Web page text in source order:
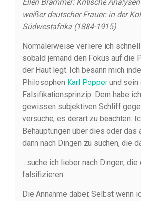
Ellen Brammer: Kritische
weißer deutscher Frauen in der
Südwestafrika (1884-1915)
Normalerweise verliere ich
sobald jemand den Fokus auf die
der Haut legt. Ich besann mich
Philosophen Karl Popper und sein
Falsifikationsprinzip. Dem habe
gewissen subjektiven Schliff
versuche, es derart zu beachten:
Behauptungen über dies oder das
dann nach Dingen zu suchen, die
...suche ich lieber nach Dingen, die
falsifizieren.
Die Annahme dabei: Selbst wenn